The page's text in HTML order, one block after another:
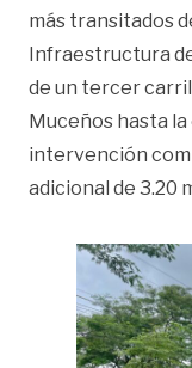
más transitados
Infraestructura
de un tercer
Muceños hasta
intervención
adicional de 3.20